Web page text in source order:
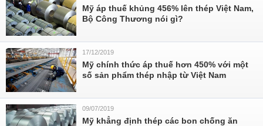
Mỹ áp thuế khủng 456% lên thép Việt Nam,
Bộ Công Thương nói gì?
17/12/2019
Mỹ chính thức áp thuế hơn 450% với một
số sản phẩm thép nhập từ Việt Nam
09/07/2019
Mỹ khẳng định thép các bon chống ăn